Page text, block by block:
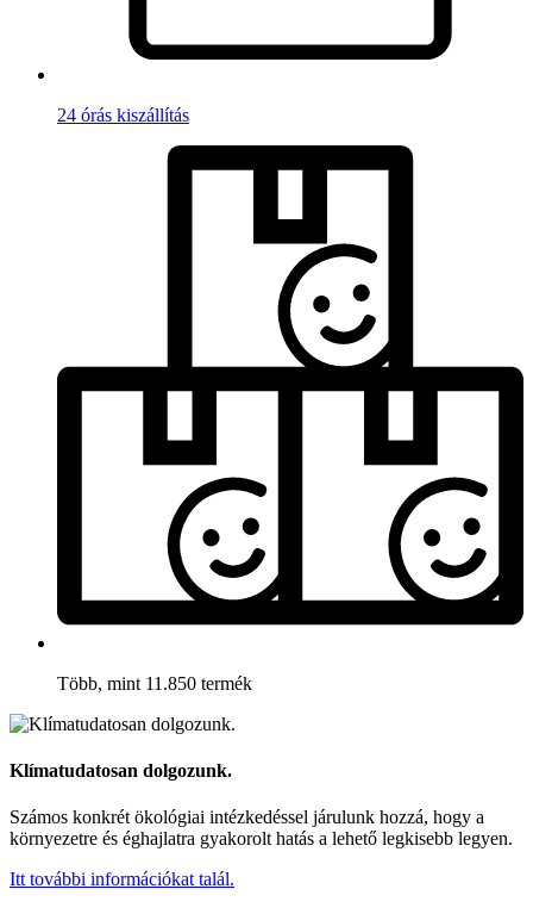
24 órás kiszállítás
Több, mint 11.850 termék
Klímatudatosan dolgozunk.
Számos konkrét ökológiai intézkedéssel járulunk hozzá, hogy a
környezetre és éghajlatra gyakorolt hatás a lehető legkisebb legyen.
Itt további információkat talál.